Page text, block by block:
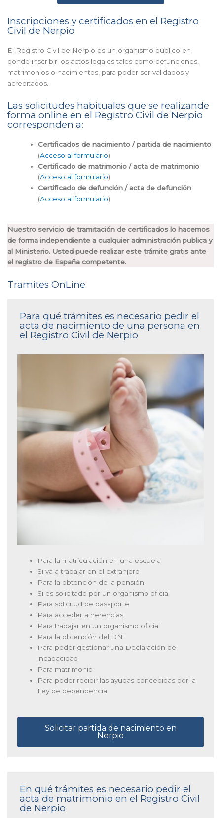
Inscripciones y certificados en el Registro
Civil de Nerpio
El Registro Civil de Nerpio es un organismo público en
donde inscribir los actos legales tales como defunciones,
matrimonios o nacimientos, para poder ser validados y
acreditados.
Las solicitudes habituales que se realizande
forma online en el Registro Civil de Nerpio
corresponden a:
Certificados de nacimiento / partida de nacimiento
(Acceso al formulario)
Certificado de matrimonio / acta de matrimonio
(Acceso al formulario)
Certificado de defunción / acta de defunción
(Acceso al formulario)
Nuestro servicio de tramitación de certificados lo hacemos
de forma independiente a cualquier administración publica y
al Ministerio. Usted puede realizar este trámite gratis ante
el registro de España competente.
Tramites OnLine
Para qué trámites es necesario pedir el
acta de nacimiento de una persona en
el Registro Civil de Nerpio
Para la matriculación en una escuela
Si va a trabajar en el extranjero
Para la obtención de la pensión
Si es solicitado por un organismo oficial
Para solicitud de pasaporte
Para acceder a herencias
Para trabajar en un organismo oficial
Para la obtención del DNI
Para poder gestionar una Declaración de
incapacidad
Para matrimonio
Para poder recibir las ayudas concedidas por la
Ley de dependencia
Solicitar partida de nacimiento en
Nerpio
En qué trámites es necesario pedir el
acta de matrimonio en el Registro Civil
de Nerpio